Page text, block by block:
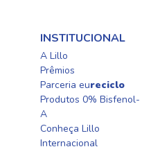
INSTITUCIONAL
A Lillo
Prêmios
Parceria eureciclo
Produtos 0% Bisfenol-
A
Conheça Lillo
Internacional